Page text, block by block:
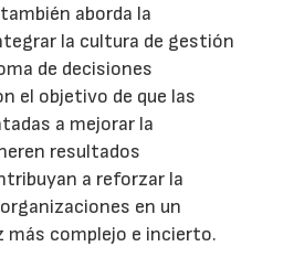
aborda la
la cultura de gestión
de decisiones
el objetivo de que las
a mejorar la
resultados
a reforzar la
en un
más complejo e incierto.